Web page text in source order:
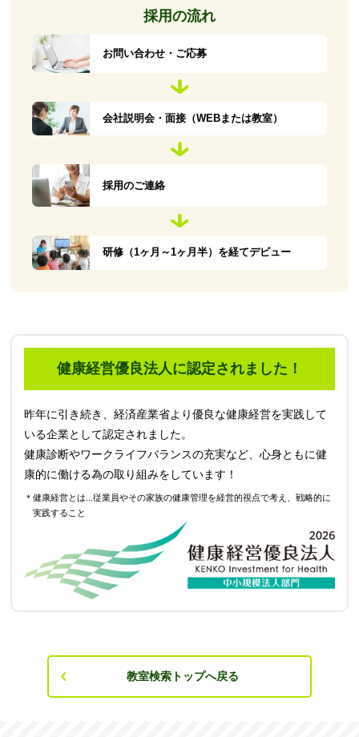
採用の流れ
お問い合わせ・ご応募
会社説明会・面接（WEBまたは教室）
採用のご連絡
研修（1ヶ月～1ヶ月半）を経てデビュー
健康経営優良法人に認定されました！
昨年に引き続き、経済産業省より優良な健康経営を実践して
いる企業として認定されました。
健康診断やワークライフバランスの充実など、心身ともに健
康的に働ける為の取り組みをしています！
＊健康経営とは...従業員やその家族の健康管理を経営的視点で考え、戦略的に
実践すること
教室検索トップへ戻る